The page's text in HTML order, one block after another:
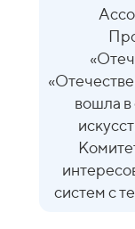
вошла в
систем с